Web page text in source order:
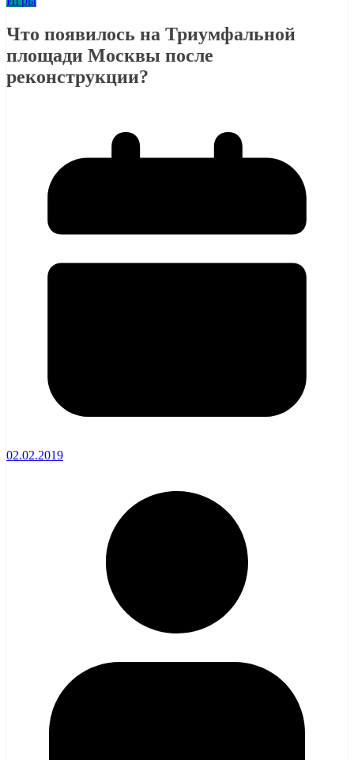
Что появилось на Триумфальной
площади Москвы после
реконструкции?
02.02.2019